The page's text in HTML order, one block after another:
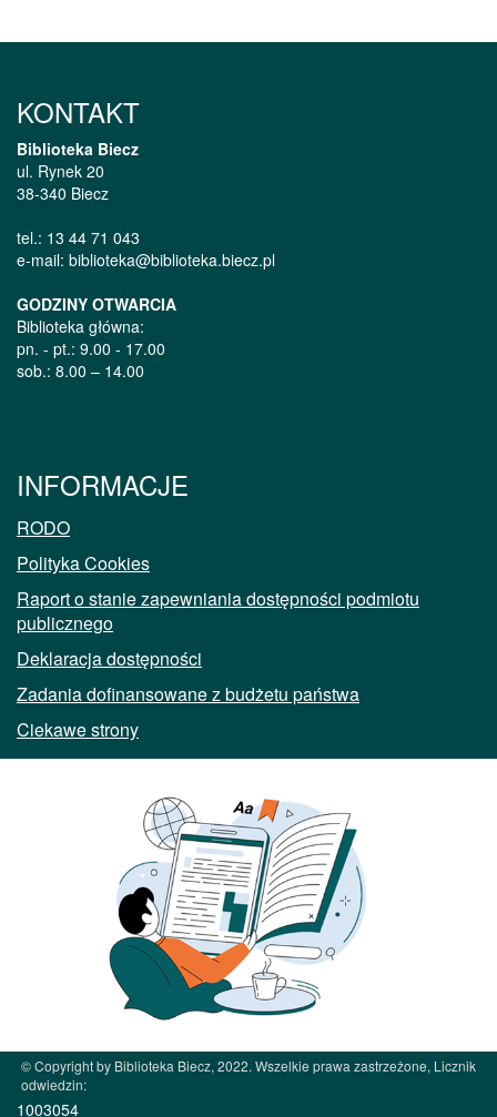
KONTAKT
Biblioteka Biecz
ul. Rynek 20
38-340 Biecz
tel.: 13 44 71 043
e-mail: biblioteka@biblioteka.biecz.pl
GODZINY OTWARCIA
Biblioteka główna:
pn. - pt.: 9.00 - 17.00
sob.: 8.00 – 14.00
INFORMACJE
RODO
Polityka Cookies
Raport o stanie zapewniania dostępności podmiotu
publicznego
Deklaracja dostępności
Zadania dofinansowane z budżetu państwa
Ciekawe strony
© Copyright by Biblioteka Biecz, 2022. Wszelkie prawa zastrzeżone, Licznik
odwiedzin:
1003054